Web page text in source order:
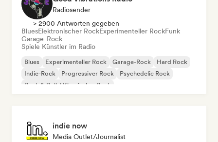
Radiosender
> 2900 Antworten gegeben
BluesElektronischer RockExperimenteller RockFunk
Garage-Rock
Spiele Künstler im Radio
Blues Experimenteller Rock Garage-Rock
Hard Rock
Indie-Rock
Progressiver Rock
Psychedelic Rock
Rock & Roll / Klassischer Rock
indie now
Media Outlet/Journalist